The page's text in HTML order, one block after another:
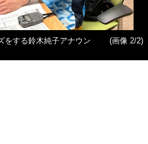
をする鈴木純子アナウン
(画像 2/2)